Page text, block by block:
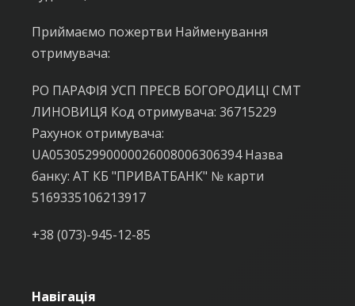
Приймаємо пожертви Найменування
отримувача:
РО ПАРАФІЯ УСП ПРЕСВ БОГОРОДИЦІ СМТ
ЛИНОВИЦЯ Код отримувача: 36715229
Рахунок отримувача:
UA053052990000026008006306394 Назва
банку: АТ КБ "ПРИВАТБАНК" № карти
5169335106213917
+38 (073)-945-12-85
Навігація